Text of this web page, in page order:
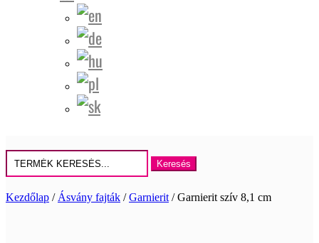
Keresés
erre:
Kezdőlap / Ásvány fajták /Garnierit / Garnierit szív 8,1 cm